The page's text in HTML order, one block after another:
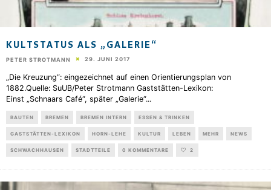
KULTSTATUS ALS „GALERIE“
PETER STROTMANN 29. JUNI 2017
„Die Kreuzung“: eingezeichnet auf einen Orientierungsplan von
1882.Quelle: SuUB/Peter Strotmann Gaststätten-Lexikon:
Einst „Schnaars Café“, später „Galerie“...
BAUTEN BREMEN BREMEN INTERN ESSEN & TRINKEN
GASTSTÄTTEN-LEXIKON HORN-LEHE KULTUR LEBEN MEHR NEWS
SCHWACHHAUSEN STADTTEILE 0 KOMMENTARE 2